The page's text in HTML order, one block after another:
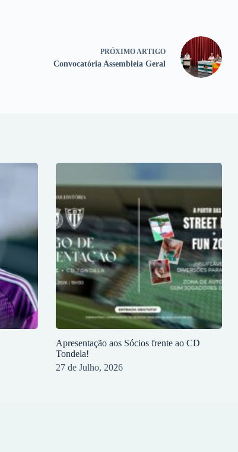
PRÓXIMO ARTIGO
Convocatória Assembleia Geral
Apresentação aos Sócios frente ao CD
Tondela!
27 de Julho, 2026